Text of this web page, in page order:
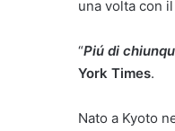
una volta con
“Piú di
York Times.
Nato a Kyoto